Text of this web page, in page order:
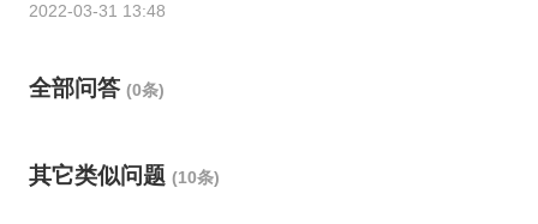
2022-03-31 13:48
全部问答 (0条)
其它类似问题 (10条)